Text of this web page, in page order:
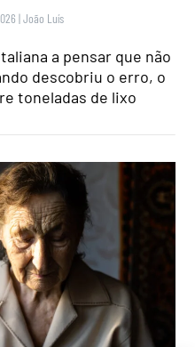
|João Luís
a pensar que não
descobriu o erro, o
toneladas de lixo